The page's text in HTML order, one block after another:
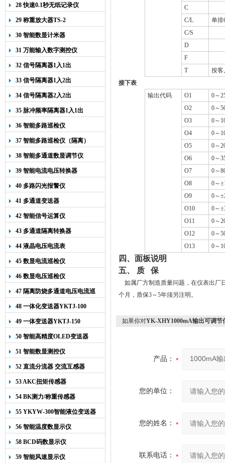
28 快速0.1秒无纸记录仪
29 称重放大器TS-2
30 智能数显计米器
31 万能输入数字测控仪
32 信号隔离器1入1出
33 信号隔离器1入2出
34 信号隔离器2入2出
35 脉冲频率隔离器1入1出
36 智能多路巡检仪
37 智能多路巡检仪（隔离）
38 智能多通道数显调节仪
39 智能电流电压转换器
40 多路闪光报警仪
41 多通道变送器
42 智能信号运算仪
43 多通道隔离转换器
44 液晶电压电流表
45 数显电流巡检仪
46 数显电压巡检仪
47 隔离防烧多通道电压电流巡
检仪
48 一体化变送器YKTJ-100
49 一体变送器YKTJ-150
50 智能高精度OLED变送器
YK-218
51 智能数显测控仪
52 直流分流器 交流互感器
53 AKC扭矩传感器
54 BK测力/称重传感器
55 YKYW-300智能液位变送器
56 智能温度数显示仪
58 BCD码数显示仪
59 智能风速显示仪
C
C/L
单排
C/S
D
F
T
按客
接下表
输出代码
O1 0～
O2 0～
O3 0～
O4 0～
O5 0～
O6
0～
O7
0～
O8
0～±
O9
0～±
O10
0～±
O11
0～
O12
0～
O13
0～
四、面板说明
五、 质 保
如属厂方制造质量问题，在仪表出厂
个月，质保3～5年须另注明。
如果你对YK-XHY1000mA输出可调节
产品：
您的单位：
您的姓名：
联系电话：